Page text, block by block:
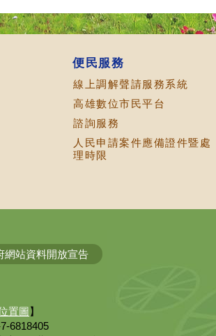
便民服務
線上調解聲請服務系統
高雄數位市民平台
諮詢服務
人民申請案件應備證件暨處
理時限
網站資料開放宣告
置圖】
6818405